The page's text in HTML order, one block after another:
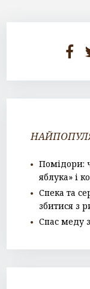
Помідори:
яблука» і
Спека та
збитися з
Спас меду